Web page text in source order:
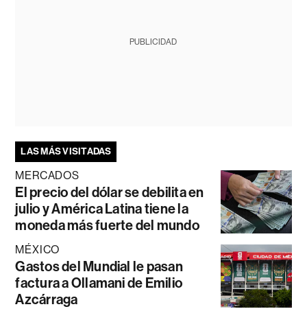
PUBLICIDAD
LAS MÁS VISITADAS
MERCADOS
El precio del dólar se debilita en
julio y América Latina tiene la
moneda más fuerte del mundo
MÉXICO
Gastos del Mundial le pasan
factura a Ollamani de Emilio
Azcárraga